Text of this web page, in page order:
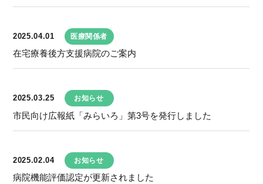
2025.04.01 医療関係者
在宅療養後方支援病院のご案内
2025.03.25 お知らせ
市民向け広報紙「みらいろ」第3号を発行しました
2025.02.04 お知らせ
病院機能評価認定が更新されました